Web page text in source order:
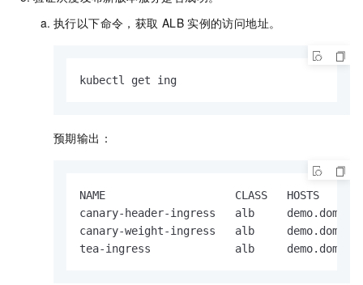
执行以下命令，获取 ALB 实例的访问地址。
kubectl get ing
预期输出：
NAME                    CLASS
canary-header-ingress   alb
canary-weight-ingress   alb
tea-ingress             alb